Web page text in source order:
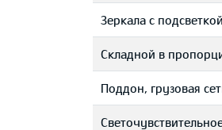
Зеркала с
Складной в
Поддон, грузовая